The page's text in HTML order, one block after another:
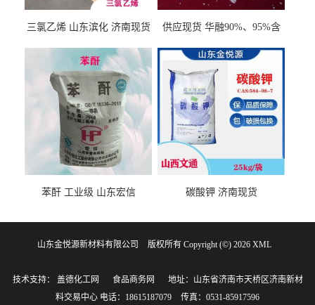
三氯乙烯 山东滨化 济南现货
供应现货 华融90%、95%含
苯酐 工业级 山东宏信 碳酸钾 济南现货
山东金悦源新材料有限公司 版权所有 Copyright (©) 2026 XML
技术支持： 盖德化工网 食品商务网
地址：山东省济南市天桥区济南新材
料交易中心 电话：18615187079 传真：0531-85917596